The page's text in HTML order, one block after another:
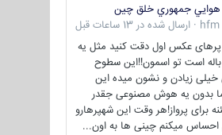
هوايي جمهوري خلق چين
hfm
· ارسال شده در 13 ساعات قبل
عکس اول دقت کنید مثل یه
است تو اسمون!!این سطوح
خیلی زیادن و نشون میده این
بدون یه هوش مصنوعی جقدر
برای پرواز!هر وقت این شهپرهارو
احساس میکنم چینی ها به اون...